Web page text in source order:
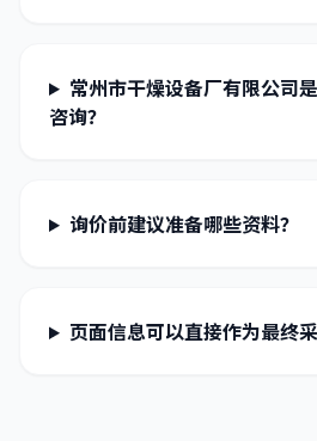
常州市干燥设备厂有限公司
咨询？
询价前建议准备哪些资料？
页面信息可以直接作为最终